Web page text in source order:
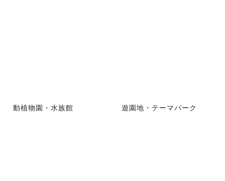
動植物園・水族館 遊園地・テーマパーク